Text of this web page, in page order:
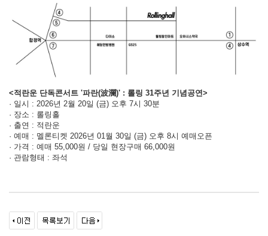
<적란운 단독콘서트 '파란(波瀾)' : 롤링 31주년 기념공연>
· 일시 : 2026년 2월 20일 (금) 오후 7시 30분
· 장소 : 롤링홀
· 출연 : 적란운
· 예매 : 멜론티켓 2026년 01월 30일 (금) 오후 8시 예매오픈
· 가격 : 예매 55,000원 / 당일 현장구매 66,000원
· 관람형태 : 좌석